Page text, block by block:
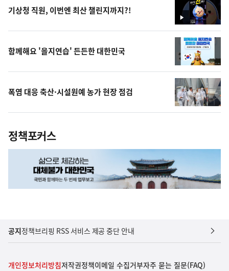
영
상
기상청 직원, 이번엔 최산 챌린지까지?!
함께해요 '을지연습' 든든한 대한민국
폭염 대응 축산·시설원예 농가 현장 점검
정책포커스
공지정책브리핑 RSS 서비스 제공 중단 안내
개인정보처리방침저작권정책이메일 수집거부자주 묻는 질문(FAQ)